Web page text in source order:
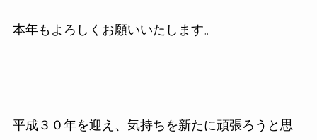
本年もよろしくお願いいたします。
平成３０年を迎え、気持ちを新たに頑張ろうと思